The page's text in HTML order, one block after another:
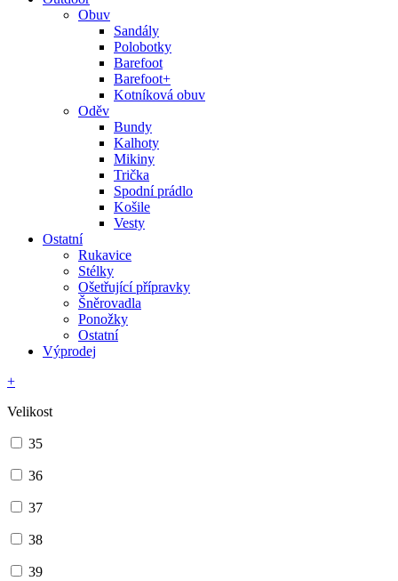
Obuv
Sandály
Polobotky
Barefoot
Barefoot+
Kotníková obuv
Oděv
Bundy
Kalhoty
Mikiny
Trička
Spodní prádlo
Košile
Vesty
Ostatní
Rukavice
Stélky
Ošetřující přípravky
Šněrovadla
Ponožky
Ostatní
Výprodej
+
Velikost
35
36
37
38
39